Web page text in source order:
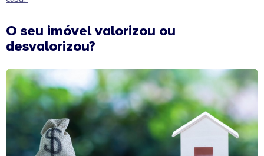
O seu imóvel valorizou ou
desvalorizou?